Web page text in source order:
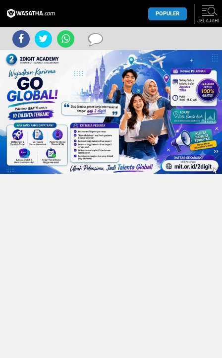
POPULER
JELAJAHI